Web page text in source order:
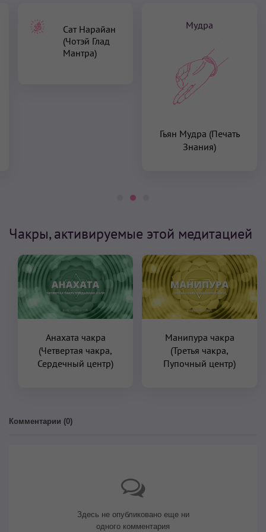
Сат Нарайан
(Чотэй Глад
Мантра)
Мудра
Гьян Мудра (Печать
Знания)
Чакры, активируемые этой медитацией
Анахата чакра
(Четвертая чакра,
Сердечный центр)
Манипура чакра
(Третья чакра,
Пупочный центр)
Комментарии (0)
Здесь не опубликовано еще ни
одного комментария